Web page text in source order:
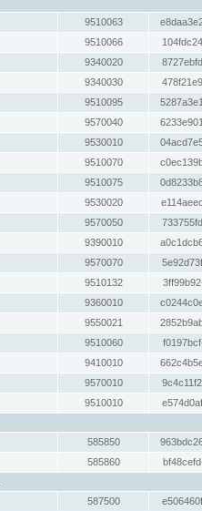
9510063
9510066
9340020
9340030
9510095
9570040
9530010
9510070
9510075
9530020
9570050
9390010
9570070
9510132
9360010
9550021
9510060
9410010
9570010
9510010
585850
585860
587500